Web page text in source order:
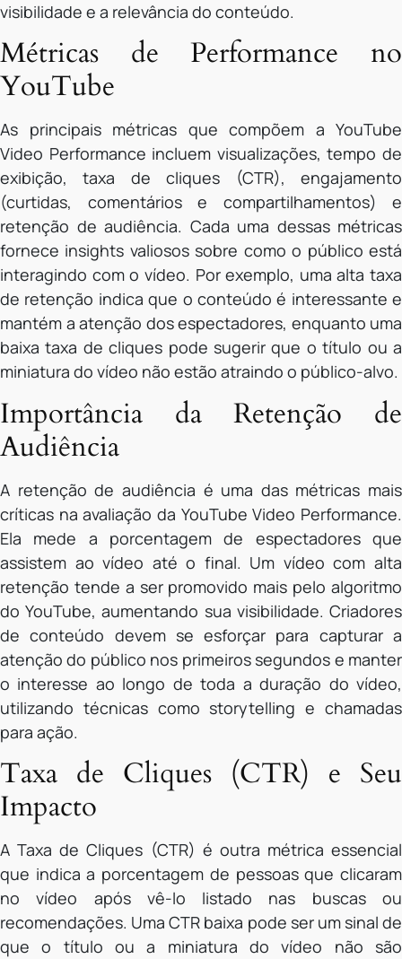
visibilidade e a relevância do conteúdo.
Métricas de Performance no
YouTube
As principais métricas que compõem a YouTube
Video Performance incluem visualizações, tempo de
exibição, taxa de cliques (CTR), engajamento
(curtidas, comentários e compartilhamentos) e
retenção de audiência. Cada uma dessas métricas
fornece insights valiosos sobre como o público está
interagindo com o vídeo. Por exemplo, uma alta taxa
de retenção indica que o conteúdo é interessante e
mantém a atenção dos espectadores, enquanto uma
baixa taxa de cliques pode sugerir que o título ou a
miniatura do vídeo não estão atraindo o público-alvo.
Importância da Retenção de
Audiência
A retenção de audiência é uma das métricas mais
críticas na avaliação da YouTube Video Performance.
Ela mede a porcentagem de espectadores que
assistem ao vídeo até o final. Um vídeo com alta
retenção tende a ser promovido mais pelo algoritmo
do YouTube, aumentando sua visibilidade. Criadores
de conteúdo devem se esforçar para capturar a
atenção do público nos primeiros segundos e manter
o interesse ao longo de toda a duração do vídeo,
utilizando técnicas como storytelling e chamadas
para ação.
Taxa de Cliques (CTR) e Seu
Impacto
A Taxa de Cliques (CTR) é outra métrica essencial
que indica a porcentagem de pessoas que clicaram
no vídeo após vê-lo listado nas buscas ou
recomendações. Uma CTR baixa pode ser um sinal de
que o título ou a miniatura do vídeo não são